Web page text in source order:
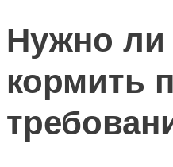
Нужно ли
кормить